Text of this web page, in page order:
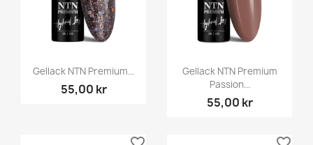
Gellack NTN Premium...
55,00 kr
Gellack NTN Premium
Passion...
55,00 kr